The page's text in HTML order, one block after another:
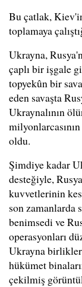
Bu çatlak,
toplamaya
Ukrayna,
çaplı bir işgale
topyekûn bir
eden savaşta
Ukraynalının
oldu.
Şimdiye kadar
desteğiyle,
kuvvetlerinin
son zamanlarda
benimsedi ve
operasyonları
Ukrayna
hükümet
çekilmiş